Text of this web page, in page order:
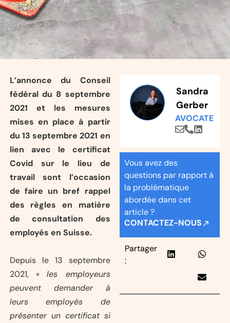
L’annonce du Conseil
fédéral du 8 septembre
2021 et les mesures
mises en place à partir
du 13 septembre 2021 en
lien avec le certificat
Covid sur le lieu de
travail sont l’occasion
de faire un bref rappel
des règles en matière
de consultation des
employés en Suisse.
Depuis le 13 septembre
2021, «les employeurs
peuvent demander à
leurs employés de
présenter un certificat si
Sandra
Gerber
AVOCATE
Vous avez des
questions par rapport à
la problématique
abordée dans cet
article ?
CONTACTEZ-NOUS
Partager
: